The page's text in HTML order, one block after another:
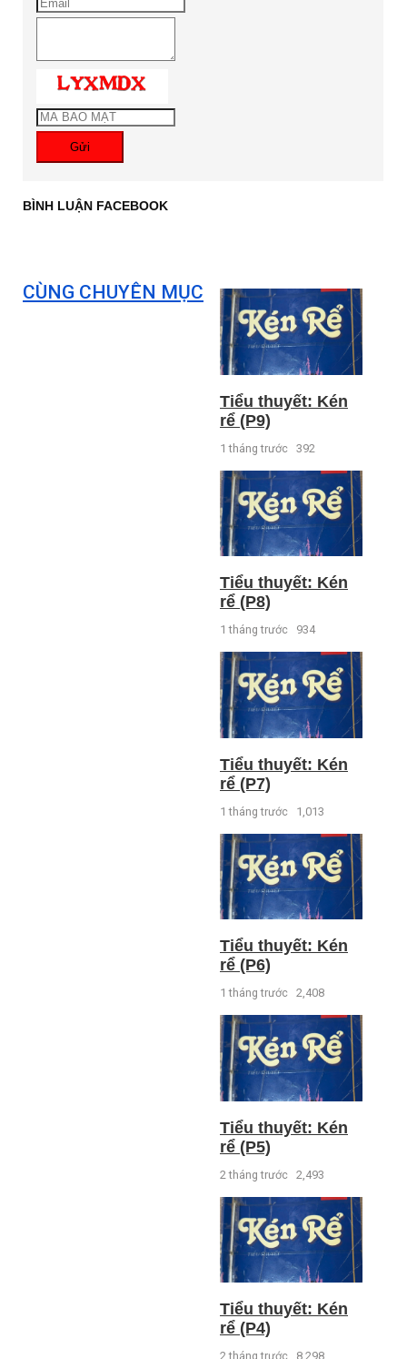
Gửi
BÌNH LUẬN FACEBOOK
CÙNG CHUYÊN MỤC
Tiểu thuyết: Kén
rể (P9)
1 tháng trước 392
Tiểu thuyết: Kén
rể (P8)
1 tháng trước 934
Tiểu thuyết: Kén
rể (P7)
1 tháng trước 1,013
Tiểu thuyết: Kén
rể (P6)
1 tháng trước 2,408
Tiểu thuyết: Kén
rể (P5)
2 tháng trước 2,493
Tiểu thuyết: Kén
rể (P4)
2 tháng trước 8,298